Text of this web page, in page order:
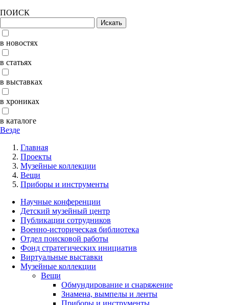
ПОИСК
в новостях
в статьях
в выставках
в хрониках
в каталоге
Везде
Главная
Проекты
Музейные коллекции
Вещи
Приборы и инструменты
Научные конференции
Детский музейный центр
Публикации сотрудников
Военно-историческая библиотека
Отдел поисковой работы
Фонд стратегических инициатив
Виртуальные выставки
Музейные коллекции
Вещи
Обмундирование и снаряжение
Знамена, вымпелы и ленты
Приборы и инструменты